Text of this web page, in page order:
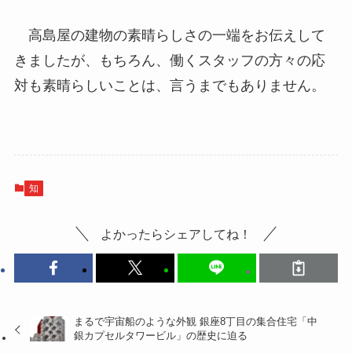
高島屋の建物の素晴らしさの一端をお伝えして
きましたが、もちろん、働くスタッフの方々の応
対も素晴らしいことは、言うまでもありません。
知
よかったらシェアしてね！
まるで宇宙船のような外観 銀座8丁目の集合住宅「中
銀カプセルタワービル」の歴史に迫る